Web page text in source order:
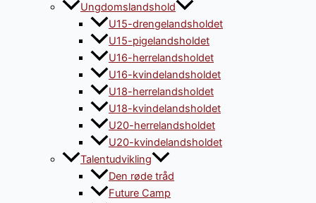
Ungdomslandshold
U15-drengelandsholdet
U15-pigelandsholdet
U16-herrelandsholdet
U16-kvindelandsholdet
U18-herrelandsholdet
U18-kvindelandsholdet
U20-herrelandsholdet
U20-kvindelandsholdet
Talentudvikling
Den røde tråd
Future Camp